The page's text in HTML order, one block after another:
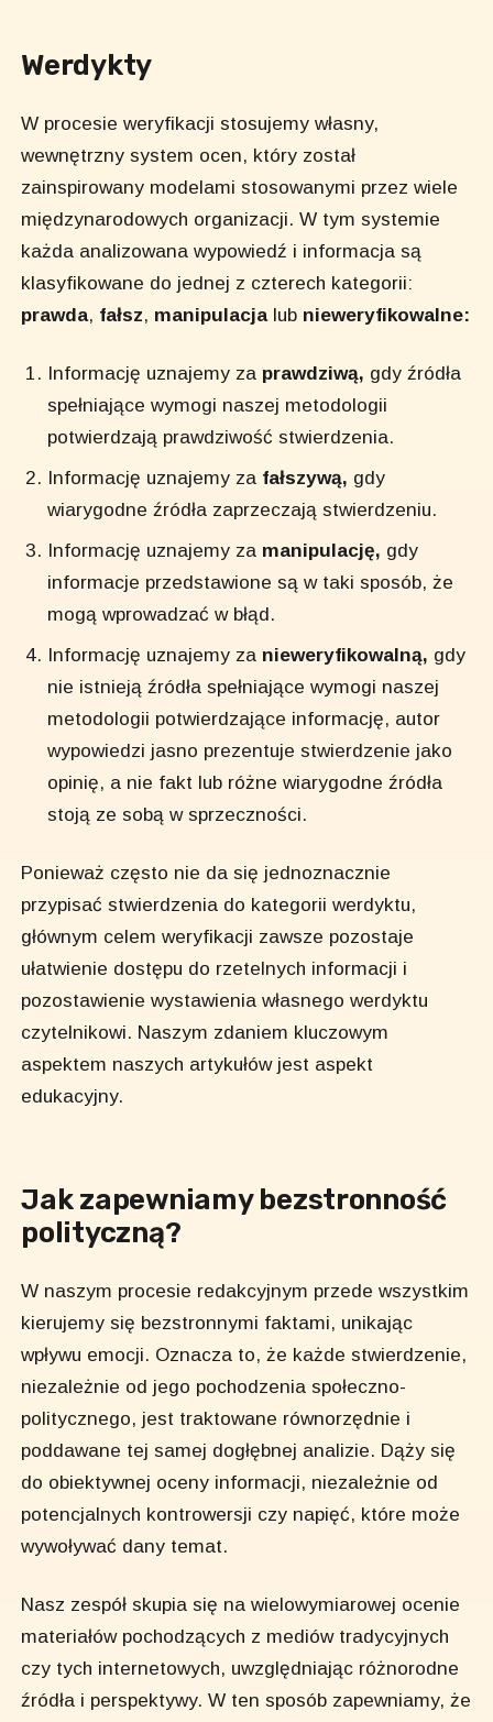
Werdykty
W procesie weryfikacji stosujemy własny,
wewnętrzny system ocen, który został
zainspirowany modelami stosowanymi przez wiele
międzynarodowych organizacji. W tym systemie
każda analizowana wypowiedź i informacja są
klasyfikowane do jednej z czterech kategorii:
prawda, fałsz, manipulacjalub nieweryfikowalne:
Informację uznajemy za prawdziwą, gdy źródła
spełniające wymogi naszej metodologii
potwierdzają prawdziwość stwierdzenia.
Informację uznajemy za fałszywą, gdy
wiarygodne źródła zaprzeczają stwierdzeniu.
Informację uznajemy za manipulację, gdy
informacje przedstawione są w taki sposób, że
mogą wprowadzać w błąd.
Informację uznajemy za nieweryfikowalną, gdy
nie istnieją źródła spełniające wymogi naszej
metodologii potwierdzające informację, autor
wypowiedzi jasno prezentuje stwierdzenie jako
opinię, a nie fakt lub różne wiarygodne źródła
stoją ze sobą w sprzeczności.
Ponieważ często nie da się jednoznacznie
przypisać stwierdzenia do kategorii werdyktu,
głównym celem weryfikacji zawsze pozostaje
ułatwienie dostępu do rzetelnych informacji i
pozostawienie wystawienia własnego werdyktu
czytelnikowi. Naszym zdaniem kluczowym
aspektem naszych artykułów jest aspekt
edukacyjny.
Jak zapewniamy bezstronność
polityczną?
W naszym procesie redakcyjnym przede wszystkim
kierujemy się bezstronnymi faktami, unikając
wpływu emocji. Oznacza to, że każde stwierdzenie,
niezależnie od jego pochodzenia społeczno-
politycznego, jest traktowane równorzędnie i
poddawane tej samej dogłębnej analizie. Dąży się
do obiektywnej oceny informacji, niezależnie od
potencjalnych kontrowersji czy napięć, które może
wywoływać dany temat.
Nasz zespół skupia się na wielowymiarowej ocenie
materiałów pochodzących z mediów tradycyjnych
czy tych internetowych, uwzględniając różnorodne
źródła i perspektywy. W ten sposób zapewniamy, że